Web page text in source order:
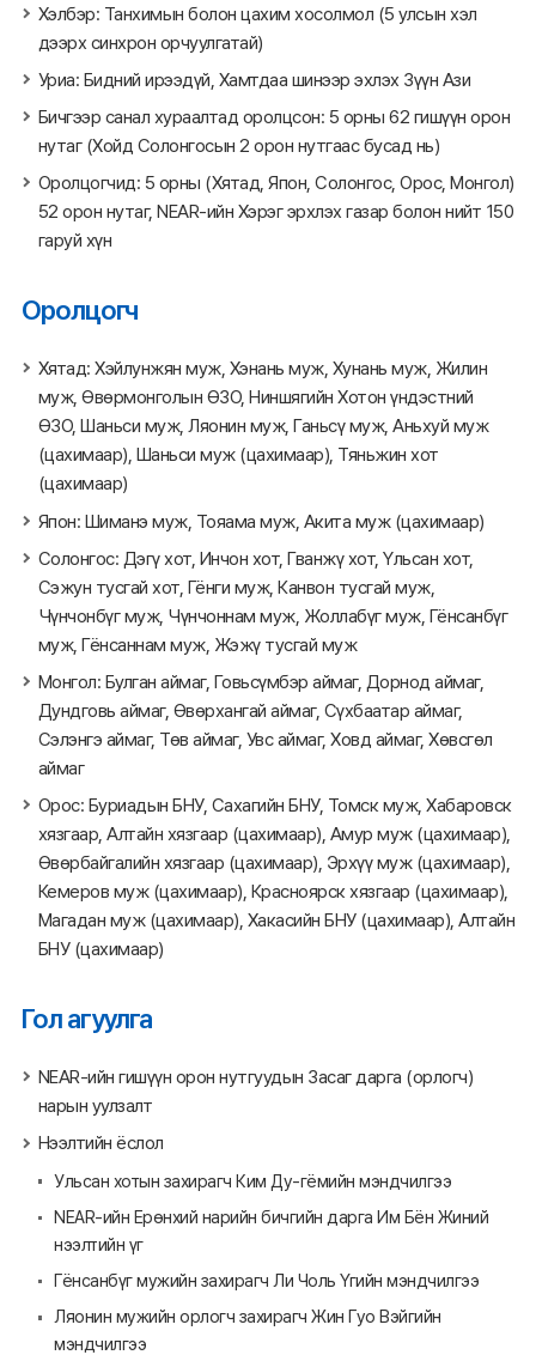
Хэлбэр: Танхимын болон цахим хосолмол (5 улсын хэл
дээрх синхрон орчуулгатай)
Уриа: Бидний ирээдүй, Хамтдаа шинээр эхлэх Зүүн Ази
Бичгээр санал хураалтад оролцсон: 5 орны 62 гишүүн орон
нутаг (Хойд Солонгосын 2 орон нутгаас бусад нь)
Оролцогчид: 5 орны (Хятад, Япон, Солонгос, Орос, Монгол)
52 орон нутаг, NEAR-ийн Хэрэг эрхлэх газар болон нийт 150
гаруй хүн
Оролцогч
Хятад: Хэйлунжян муж, Хэнань муж, Хунань муж, Жилин
муж, Өвөрмонголын ӨЗО, Ниншягийн Хотон үндэстний
ӨЗО, Шаньси муж, Ляонин муж, Ганьсү муж, Аньхуй муж
(цахимаар), Шаньси муж (цахимаар), Тяньжин хот
(цахимаар)
Япон: Шиманэ муж, Тояама муж, Акита муж (цахимаар)
Солонгос: Дэгү хот, Инчон хот, Гванжү хот, Үльсан хот,
Сэжун тусгай хот, Гёнги муж, Канвон тусгай муж,
Чүнчонбүг муж, Чүнчоннам муж, Жоллабүг муж, Гёнсанбүг
муж, Гёнсаннам муж, Жэжү тусгай муж
Монгол: Булган аймаг, Говьсүмбэр аймаг, Дорнод аймаг,
Дундговь аймаг, Өвөрхангай аймаг, Сүхбаатар аймаг,
Сэлэнгэ аймаг, Төв аймаг, Увс аймаг, Ховд аймаг, Хөвсгөл
аймаг
Орос: Буриадын БНУ, Сахагийн БНУ, Томск муж, Хабаровск
хязгаар, Алтайн хязгаар (цахимаар), Амур муж (цахимаар),
Өвөрбайгалийн хязгаар (цахимаар), Эрхүү муж (цахимаар),
Кемеров муж (цахимаар), Красноярск хязгаар (цахимаар),
Магадан муж (цахимаар), Хакасийн БНУ (цахимаар), Алтайн
БНУ (цахимаар)
Гол агуулга
NEAR-ийн гишүүн орон нутгуудын Засаг дарга (орлогч)
нарын уулзалт
Нээлтийн ёслол
Ульсан хотын захирагч Ким Ду-гёмийн мэндчилгээ
NEAR-ийн Ерөнхий нарийн бичгийн дарга Им Бён Жиний
нээлтийн үг
Гёнсанбүг мужийн захирагч Ли Чоль Үгийн мэндчилгээ
Ляонин мужийн орлогч захирагч Жин Гуо Вэйгийн
мэндчилгээ